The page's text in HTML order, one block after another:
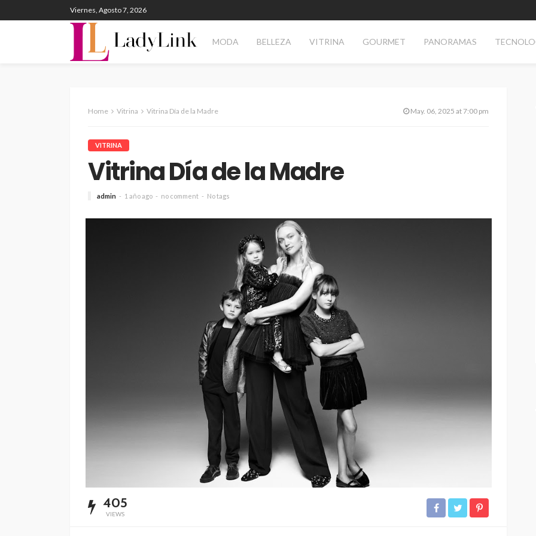
Viernes, Agosto 7, 2026
MODA BELLEZA VITRINA GOURMET PANORAMAS
Home Vitrina Vitrina Día de la Madre May. 06, 2025 at 7:00 pm
VITRINA
Vitrina Día de la Madre
admin 1 año ago no comment No tags
405
VIEWS
5 decisiones que marcan la
diferencia en tu bienestar
17 horas ago
gratis: así será el nuevo
HUAWEI Service Day
Andrea Essus